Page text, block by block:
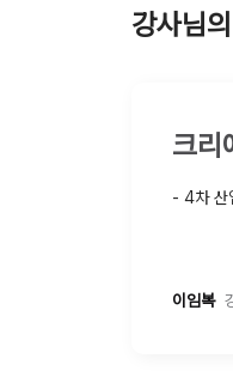
강사님
크리
- 4차 산
이임복